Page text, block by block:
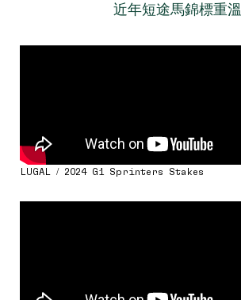
近年短途馬錦標重溫
LUGAL / 2024 G1 Sprinters Stakes